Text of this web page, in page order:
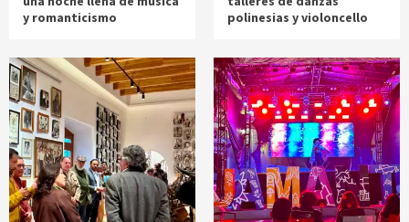
y romanticismo
polinesias y violoncello